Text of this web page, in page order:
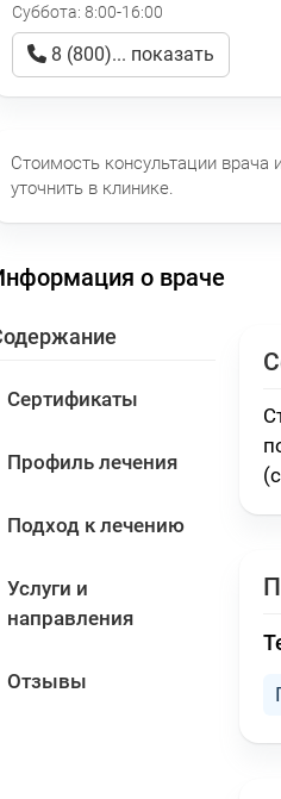
Суббота: 8:00-16:00
8 (800)... показать
Стоимость консультации
уточнить в клинике.
о враче
Сертификаты
Профиль лечения
Подход к лечению
Услуги и
направления
Отзывы